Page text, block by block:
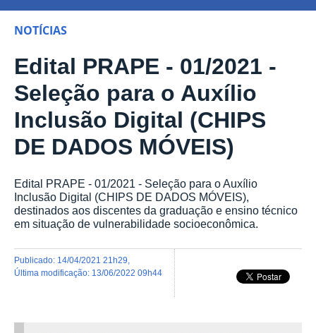
NOTÍCIAS
Edital PRAPE - 01/2021 -
Seleção para o Auxílio
Inclusão Digital (CHIPS
DE DADOS MÓVEIS)
Edital PRAPE - 01/2021 - Seleção para o Auxílio
Inclusão Digital (CHIPS DE DADOS MÓVEIS),
destinados aos discentes da graduação e ensino técnico
em situação de vulnerabilidade socioeconômica.
publicado: 14/04/2021 21h29
última modificação: 13/06/2022 09h44